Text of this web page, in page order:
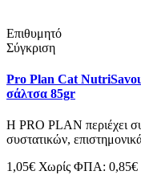
Επιθυμητό
Σύγκριση
Pro Plan Cat
σάλτσα 85gr
H PRO PLAN περιέχει
συστατικών,
1,05€ Χωρίς ΦΠΑ: 0,85€